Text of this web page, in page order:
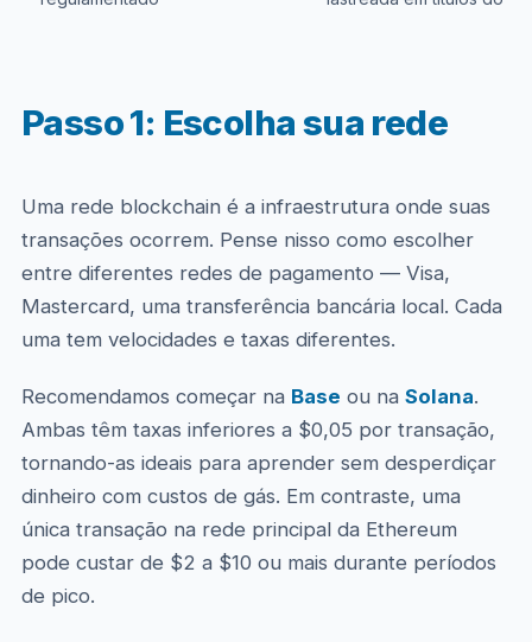
Passo 1: Escolha sua rede
Uma rede blockchain é a infraestrutura onde suas
transações ocorrem. Pense nisso como escolher
entre diferentes redes de pagamento — Visa,
Mastercard, uma transferência bancária local. Cada
uma tem velocidades e taxas diferentes.
Recomendamos começar na Base ou na Solana.
Ambas têm taxas inferiores a $0,05 por transação,
tornando-as ideais para aprender sem desperdiçar
dinheiro com custos de gás. Em contraste, uma
única transação na rede principal da Ethereum
pode custar de $2 a $10 ou mais durante períodos
de pico.